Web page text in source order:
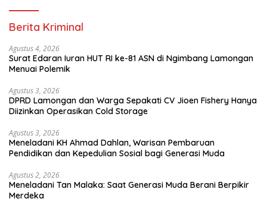
Berita Kriminal
Agustus 4, 2026
Surat Edaran Iuran HUT RI ke-81 ASN di Ngimbang Lamongan
Menuai Polemik
Agustus 3, 2026
DPRD Lamongan dan Warga Sepakati CV Jioen Fishery Hanya
Diizinkan Operasikan Cold Storage
Agustus 3, 2026
Meneladani KH Ahmad Dahlan, Warisan Pembaruan
Pendidikan dan Kepedulian Sosial bagi Generasi Muda
Agustus 2, 2026
Meneladani Tan Malaka: Saat Generasi Muda Berani Berpikir
Merdeka